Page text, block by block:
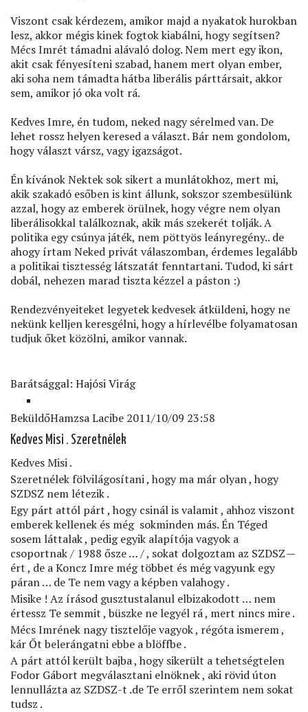
Viszont csak kérdezem, amikor majd a nyakatok hurokban
lesz, akkor mégis kinek fogtok kiabálni, hogy segítsen?
Mécs Imrét támadni alávaló dolog. Nem mert egy ikon,
akit csak fényesíteni szabad, hanem mert olyan ember,
aki soha nem támadta hátba liberális párttársait, akkor
sem, amikor jó oka volt rá.
Kedves Imre, én tudom, neked nagy sérelmed van. De
lehet rossz helyen keresed a választ. Bár nem gondolom,
hogy választ vársz, vagy igazságot.
Én kívánok Nektek sok sikert a munlátokhoz, mert mi,
akik szakadó esőben is kint állunk, sokszor szembesülünk
azzal, hogy az emberek örülnek, hogy végre nem olyan
liberálisokkal találkoznak, akik más szekerét tolják. A
politika egy csúnya játék, nem pöttyös leányregény.. de
ahogy írtam Neked privát válaszomban, érdemes legalább
a politikai tisztesség látszatát fenntartani. Tudod, ki sárt
dobál, nehezen marad tiszta kézzel a páston :)
Rendezvényeiteket legyetek kedvesek átküldeni, hogy ne
nekünk kelljen keresgélni, hogy a hírlevélbe folyamatosan
tudjuk őket közölni, amikor vannak.
Barátsággal: Hajósi Virág
BeküldőHamzsa Lacibe 2011/10/09 23:58
Válasz
Rózsa
Misi
Imre!
Nem
érzed
tényleg
üzenetére
Kedves Misi . Szeretnélek
Kedves Misi .
Szeretnélek fölvilágosítani , hogy ma már olyan , hogy
SZDSZ nem létezik .
Egy párt attól párt , hogy csinál is valamit , ahhoz viszont
emberek kellenek és még sokminden más. Én Téged
sosem láttalak , pedig egyik alapítója vagyok a
csoportnak / 1988 ősze … / , sokat dolgoztam az SZDSZ —
ért , de a Koncz Imre még többet és még vagyunk egy
páran … de Te nem vagy a képben valahogy .
Misike ! Az írásod gusztustalanul elbizakodott … nem
értessz Te semmit , büszke ne legyél rá , mert nincs mire .
Mécs Imrének nagy tisztelője vagyok , régóta ismerem ,
kár Őt belerángatni ebbe a blöffbe .
A párt attól került bajba , hogy sikerült a tehetségtelen
Fodor Gábort megválasztani elnöknek , aki rövid úton
lennullázta az SZDSZ-t .de Te erről szerintem nem sokat
tudsz .